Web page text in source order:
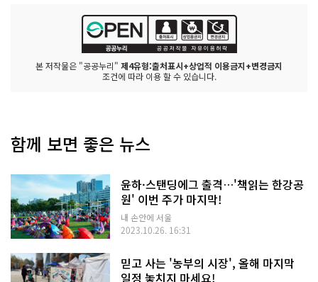
본 저작물은 "공공누리" 제4유형:출처표시+상업적 이용금지+변경금지
조건에 따라 이용 할 수 있습니다.
함께 보면 좋은 뉴스
윤하·스탠딩에그 출격…'책읽는 한강공
원' 이번 주가 마지막!
내 손안에 서울
2023.10.26. 16:31
믿고 사는 '농부의 시장', 올해 마지막
일정 놓치지 마세요!